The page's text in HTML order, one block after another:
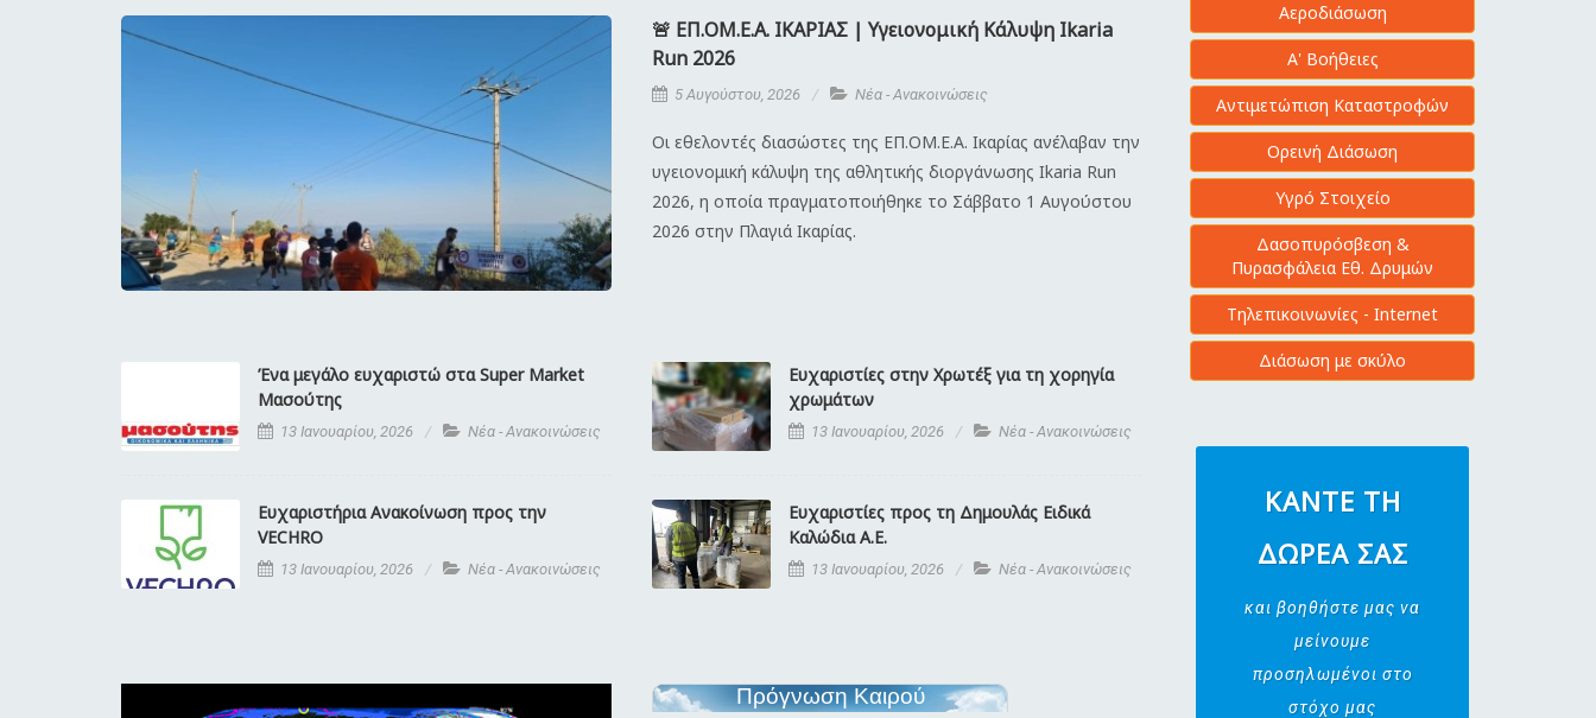
🚨 ΕΠ.ΟΜ.Ε.Α. ΙΚΑΡΙΑΣ | Υγειονομική Κάλυψη Ikaria
Run 2026
5 Αυγούστου, 2026 Νέα - Ανακοινώσεις
Οι εθελοντές διασώστες της ΕΠ.ΟΜ.Ε.Α. Ικαρίας ανέλαβαν την
υγειονομική κάλυψη της αθλητικής διοργάνωσης Ikaria Run
2026, η οποία πραγματοποιήθηκε το Σάββατο 1 Αυγούστου
2026 στην Πλαγιά Ικαρίας.
Ένα μεγάλο ευχαριστώ στα Super Market
Μασούτης
13 Ιανουαρίου, 2026 Νέα - Ανακοινώσεις
Ευχαριστήρια Ανακοίνωση προς την
VECHRΟ
13 Ιανουαρίου, 2026 Νέα - Ανακοινώσεις
Ευχαριστίες στην Χρωτέξ για τη χορηγία
χρωμάτων
13 Ιανουαρίου, 2026 Νέα - Ανακοινώσεις
Ευχαριστίες προς τη Δημουλάς Ειδικά
Καλώδια Α.Ε.
13 Ιανουαρίου, 2026 Νέα - Ανακοινώσεις
Αεροδιάσωση
Α' Βοήθειες
Αντιμετώπιση Καταστροφών
Ορεινή Διάσωση
Υγρό Στοιχείο
Δασοπυρόσβεση &
Πυρασφάλεια Εθ. Δρυμών
Τηλεπικοινωνίες - Internet
Διάσωση με σκύλο
ΚΆΝΤΕ ΤΗ
ΔΩΡΕΆ ΣΑΣ
και βοηθήστε μας να
μείνουμε
προσηλωμένοι στο
στόχο μας